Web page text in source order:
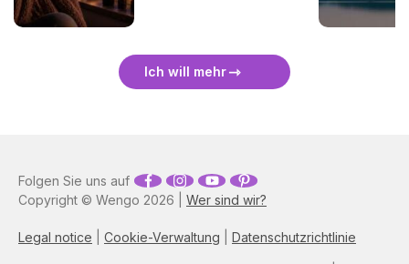
Ich will mehr
Copyright © Wengo 2026 | Wer sind wir?
Legal notice Cookie-Verwaltung Datenschutzrichtlinie
Folgen Sie uns auf